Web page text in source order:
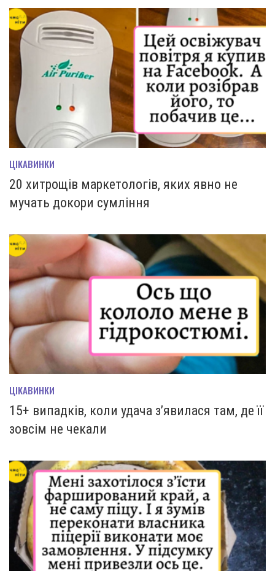
ЦІКАВИНКИ
20 хитрощів маркетологів, яких явно не
мучать докори сумління
ЦІКАВИНКИ
15+ випадків, коли удача з’явилася там, де її
зовсім не чекали